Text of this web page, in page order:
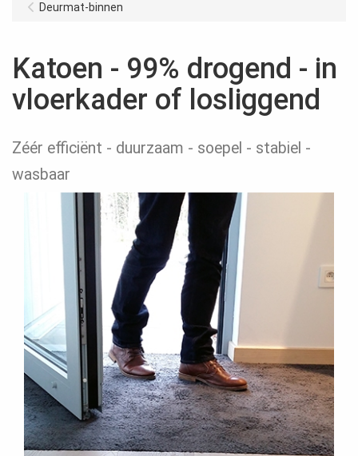
Deurmat-binnen
Katoen - 99% drogend - in
vloerkader of losliggend
Zéér efficiënt - duurzaam - soepel - stabiel -
wasbaar